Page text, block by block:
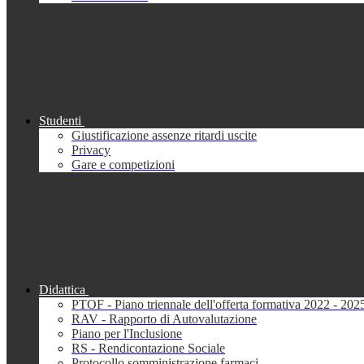
Studenti
Giustificazione assenze ritardi uscite
Privacy
Gare e competizioni
Didattica
PTOF - Piano triennale dell'offerta formativa 2022 -
RAV - Rapporto di Autovalutazione
Piano per l'Inclusione
RS - Rendicontazione Sociale